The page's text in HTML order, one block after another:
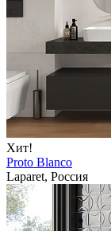
Хит!
Proto Blanco
Laparet, Россия